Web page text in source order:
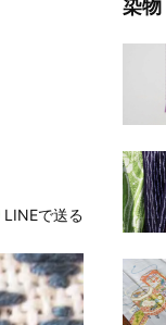
LINEで送る
染